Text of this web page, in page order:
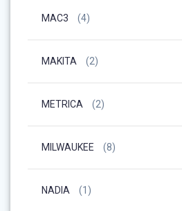
MAC3 (4)
MAKITA (2)
METRICA (2)
MILWAUKEE (8)
NADIA (1)